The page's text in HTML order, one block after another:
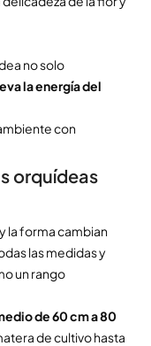
no solo
la energía del
con
orquídeas
la forma cambian
las medidas y
un rango
de 60 cm a 80
de cultivo hasta